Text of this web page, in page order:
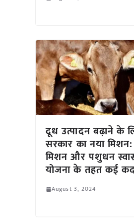
दूध उत्पादन बढ़ाने के
सरकार का नया
मिशन और पशुधन
योजना के तहत कई
August 3, 2024